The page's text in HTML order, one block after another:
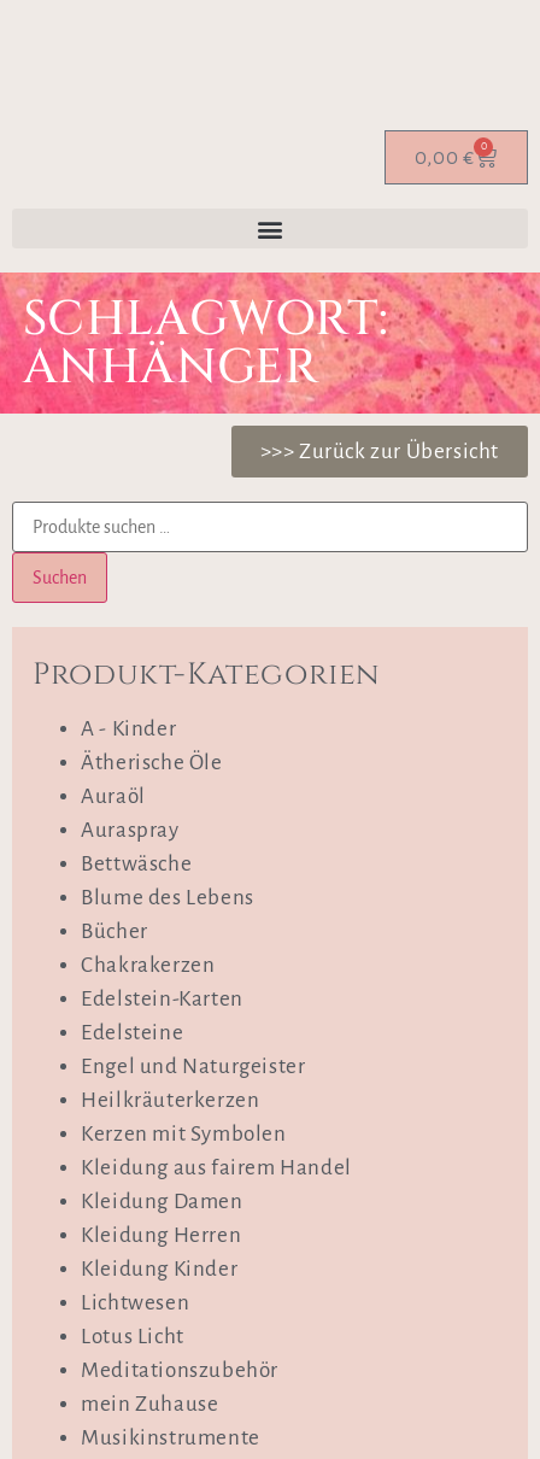
0,00 € 0
SCHLAGWORT:
ANHÄNGER
>>> Zurück zur Übersicht
Suchen
Produkt-Kategorien
A - Kinder
Ätherische Öle
Auraöl
Auraspray
Bettwäsche
Blume des Lebens
Bücher
Chakrakerzen
Edelstein-Karten
Edelsteine
Engel und Naturgeister
Heilkräuterkerzen
Kerzen mit Symbolen
Kleidung aus fairem Handel
Kleidung Damen
Kleidung Herren
Kleidung Kinder
Lichtwesen
Lotus Licht
Meditationszubehör
mein Zuhause
Musikinstrumente